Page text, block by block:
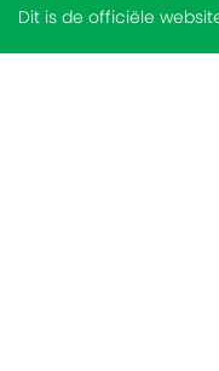
Dit is de officiële